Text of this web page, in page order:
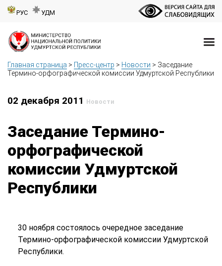
РУС УДМ
Главная страница > Пресс-центр > Новости > Заседание
Термино-орфографической комиссии Удмуртской Республики
02 декабря 2011 Новости
Заседание Термино-
орфографической
комиссии Удмуртской
Республики
30 ноября состоялось очередное заседание
Термино-орфографической комиссии Удмуртской
Республики.